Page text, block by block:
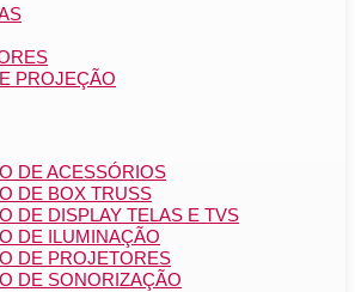
PROJEÇÃO
DE ACESSÓRIOS
DE BOX TRUSS
DE DISPLAY TELAS E TVS
DE ILUMINAÇÃO
DE PROJETORES
DE SONORIZAÇÃO